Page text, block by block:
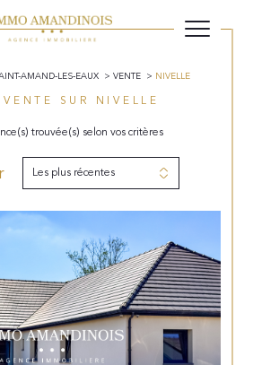
AMAND-LES-EAUX VENTE NIVELLE
VENTE SUR NIVELLE
trouvée(s) selon vos critères
Les plus récentes